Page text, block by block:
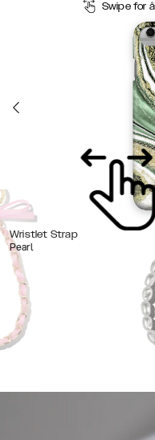
Swipe for
Wristlet Strap
Pearl